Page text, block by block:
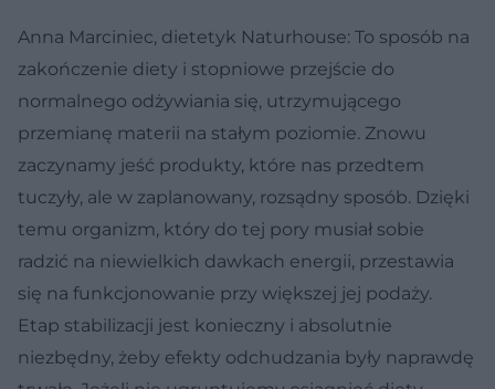
Anna Marciniec, dietetyk Naturhouse: To sposób na
zakończenie diety i stopniowe przejście do
normalnego odżywiania się, utrzymującego
przemianę materii na stałym poziomie. Znowu
zaczynamy jeść produkty, które nas przedtem
tuczyły, ale w zaplanowany, rozsądny sposób. Dzięki
temu organizm, który do tej pory musiał sobie
radzić na niewielkich dawkach energii, przestawia
się na funkcjonowanie przy większej jej podaży.
Etap stabilizacji jest konieczny i absolutnie
niezbędny, żeby efekty odchudzania były naprawdę